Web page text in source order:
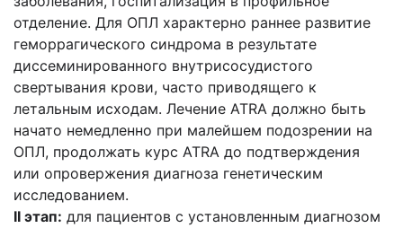
отделение. Для ОПЛ характерно раннее развитие
геморрагического синдрома в результате
диссеминированного внутрисосудистого
свертывания крови, часто приводящего к
летальным исходам. Лечение ATRA должно быть
начато немедленно при малейшем подозрении на
ОПЛ, продолжать курс ATRA до подтверждения
или опровержения диагноза генетическим
исследованием.
II этап: для пациентов с установленным диагнозом